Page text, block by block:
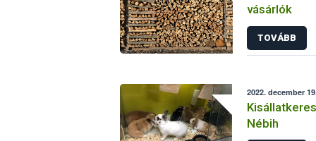
vásárlók
TOVÁBB
2022. december
Nébih